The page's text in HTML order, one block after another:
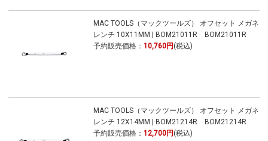
MAC TOOLS（マックツールズ） オフセット メガネ
レンチ 10X11MM | BOM21011R BOM21011R
予約販売価格： 10,760円 (税込)
MAC TOOLS（マックツールズ） オフセット メガネ
レンチ 12X14MM | BOM21214R BOM21214R
予約販売価格： 12,700円 (税込)